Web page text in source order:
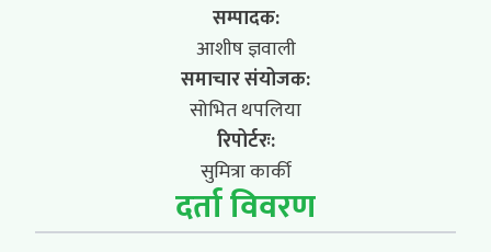
सम्पादक:
आशीष ज्ञवाली
समाचार संयोजक:
सोभित थपलिया
रिपोर्टरः:
सुमित्रा कार्की
दर्ता विवरण